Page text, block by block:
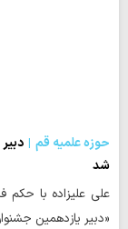
حوزه علمیه قم
شد
علی علیزاده با حکم
«دبیر یازدهمین